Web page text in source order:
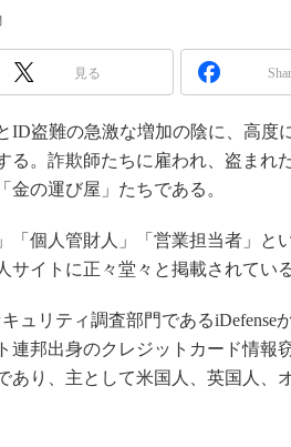
見る
盗難の急激な増加の陰に、高度
る。詐欺師たちに雇われ、盗まれ
金の運び屋」たちである。
個人管財人」「営業担当者」と
サイトに正々堂々と掲載されている
ュリティ調査部門であるiDefense
連邦出身のクレジットカード情報
あり、主として米国人、英国人、